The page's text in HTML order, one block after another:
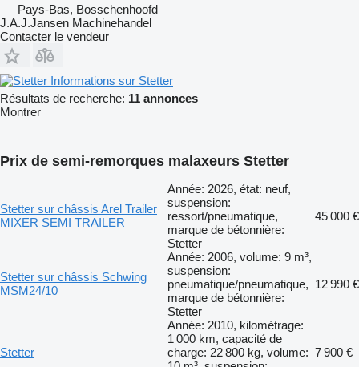
Pays-Bas, Bosschenhoofd
J.A.J.Jansen Machinehandel
Contacter le vendeur
Informations sur Stetter
Résultats de recherche: 11 annonces
Montrer
Prix de semi-remorques malaxeurs Stetter
Stetter sur châssis Arel Trailer
MIXER SEMI TRAILER
Année: 2026, état: neuf,
suspension:
ressort/pneumatique,
marque de bétonnière:
Stetter
45 000 €
Stetter sur châssis Schwing
MSM24/10
Année: 2006, volume: 9 m³,
suspension:
pneumatique/pneumatique,
marque de bétonnière:
Stetter
12 990 €
Stetter
Année: 2010, kilométrage:
1 000 km, capacité de
charge: 22 800 kg, volume: 7 900 €